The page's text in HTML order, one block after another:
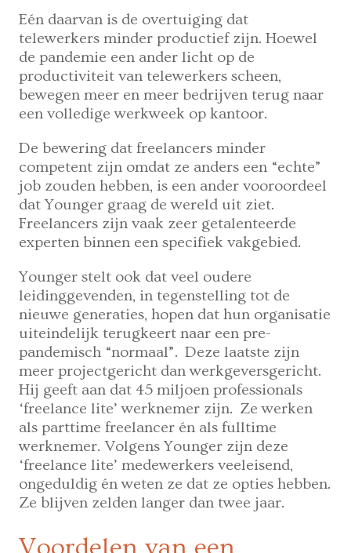
Eén daarvan is de overtuiging dat
telewerkers minder productief zijn. Hoewel
de pandemie een ander licht op de
productiviteit van telewerkers scheen,
bewegen meer en meer bedrijven terug naar
een volledige werkweek op kantoor.
De bewering dat freelancers minder
competent zijn omdat ze anders een “echte”
job zouden hebben, is een ander vooroordeel
dat Younger graag de wereld uit ziet.
Freelancers zijn vaak zeer getalenteerde
experten binnen een specifiek vakgebied.
Younger stelt ook dat veel oudere
leidinggevenden, in tegenstelling tot de
nieuwe generaties, hopen dat hun organisatie
uiteindelijk terugkeert naar een pre-
pandemisch “normaal”. Deze laatste zijn
meer projectgericht dan werkgeversgericht.
Hij geeft aan dat 45 miljoen professionals
‘freelance lite’ werknemer zijn. Ze werken
als parttime freelancer én als fulltime
werknemer. Volgens Younger zijn deze
‘freelance lite’ medewerkers veeleisend,
ongeduldig én weten ze dat ze opties hebben.
Ze blijven zelden langer dan twee jaar.